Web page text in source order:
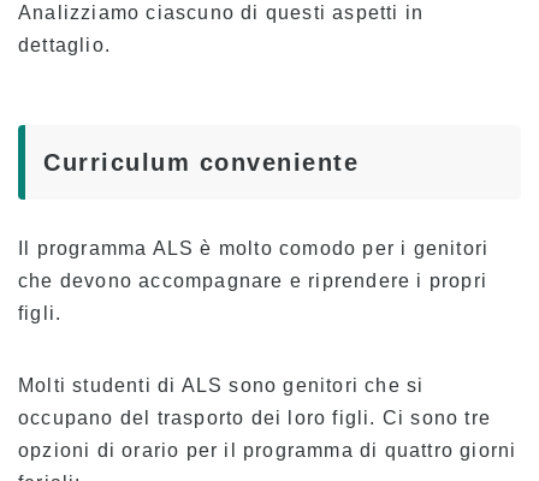
Inglese commerciale
Tasse
Tasse scolastiche per i titolari di visti non
studenteschi (ESTA, e-Visa, ecc.)
Tasse per studenti in corso e titolari di visto
per studenti (F-1)
Spese di alloggio
Analizziamo ciascuno di questi aspetti in
dettaglio.
Curriculum conveniente
Il programma ALS è molto comodo per i genitori
che devono accompagnare e riprendere i propri
figli.
Molti studenti di ALS sono genitori che si
occupano del trasporto dei loro figli. Ci sono tre
opzioni di orario per il programma di quattro giorni